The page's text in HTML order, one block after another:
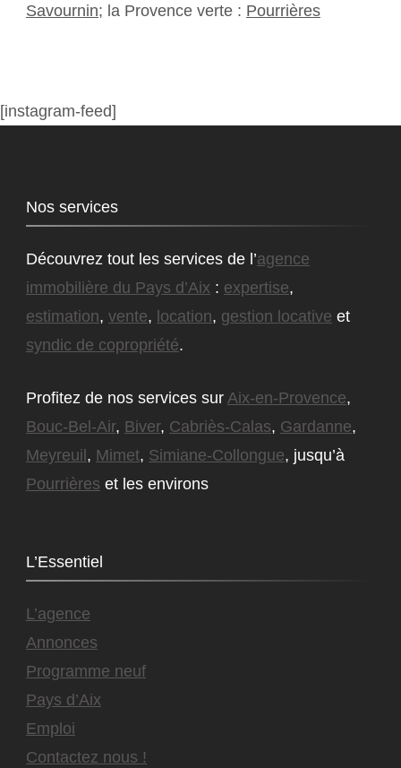
Savournin; la Provence verte : Pourrières
[instagram-feed]
Nos services
Découvrez tout les services de l’agence
immobilière du Pays d’Aix : expertise,
estimation, vente, location, gestion locative et
syndic de copropriété.
Profitez de nos services sur Aix-en-Provence,
Bouc-Bel-Air, Biver, Cabriès-Calas, Gardanne,
Meyreuil, Mimet, Simiane-Collongue, jusqu’à
Pourrières et les environs
L’Essentiel
L’agence
Annonces
Programme neuf
Pays d’Aix
Emploi
Contactez nous !